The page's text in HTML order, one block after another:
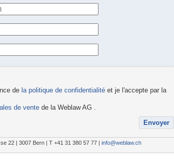
de la politique de confidentialité et je l'accepte par la
de vente de la Weblaw AG .
22 | 3007 Bern | T +41 31 380 57 77 | info@weblaw.ch